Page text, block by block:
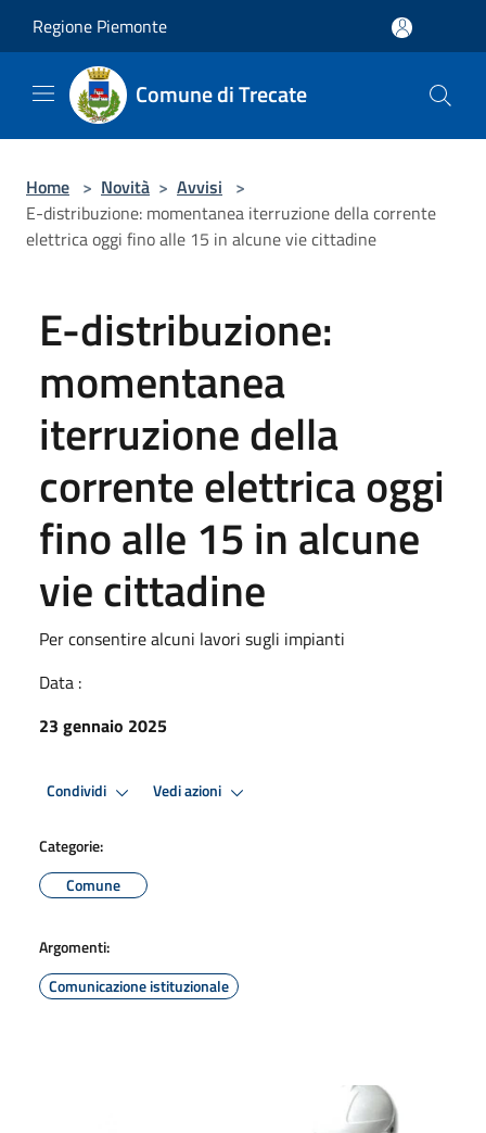
Regione Piemonte
Comune di Trecate
Home > Novità > Avvisi >
E-distribuzione: momentanea iterruzione della corrente
elettrica oggi fino alle 15 in alcune vie cittadine
E-distribuzione:
momentanea
iterruzione della
corrente elettrica oggi
fino alle 15 in alcune
vie cittadine
Per consentire alcuni lavori sugli impianti
Data :
23 gennaio 2025
Condividi Vedi azioni
Categorie:
Comune
Argomenti:
Comunicazione istituzionale